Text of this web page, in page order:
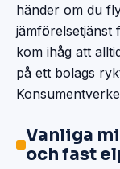
händer om du
jämförelsetjänst
kom ihåg att
på ett bolags
Vanliga
och fast